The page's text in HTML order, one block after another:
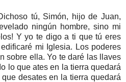
tú, Simón, hijo de Juan,
ningún hombre, sino mi
Y yo te digo a ti que tú eres
mi Iglesia. Los poderes
sobre ella. Yo te daré las llaves
lo que ates en la tierra quedará
desates en la tierra quedará